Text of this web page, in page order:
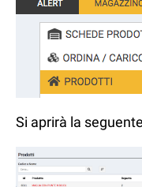
Si aprirà la